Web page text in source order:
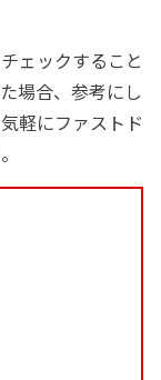
ェックすること
場合、参考にし
軽にファストド